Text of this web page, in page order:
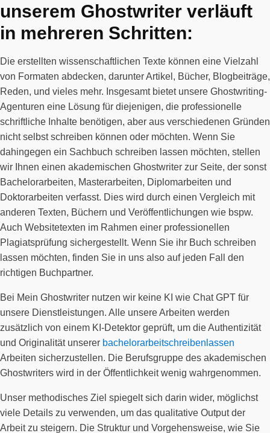
unserem Ghostwriter verläuft
in mehreren Schritten:
Die erstellten wissenschaftlichen Texte können eine Vielzahl
von Formaten abdecken, darunter Artikel, Bücher, Blogbeiträge,
Reden, und vieles mehr. Insgesamt bietet unsere Ghostwriting-
Agenturen eine Lösung für diejenigen, die professionelle
schriftliche Inhalte benötigen, aber aus verschiedenen Gründen
nicht selbst schreiben können oder möchten. Wenn Sie
dahingegen ein Sachbuch schreiben lassen möchten, stellen
wir Ihnen einen akademischen Ghostwriter zur Seite, der sonst
Bachelorarbeiten, Masterarbeiten, Diplomarbeiten und
Doktorarbeiten verfasst. Dies wird durch einen Vergleich mit
anderen Texten, Büchern und Veröffentlichungen wie bspw.
Auch Websitetexten im Rahmen einer professionellen
Plagiatsprüfung sichergestellt. Wenn Sie ihr Buch schreiben
lassen möchten, finden Sie in uns also auf jeden Fall den
richtigen Buchpartner.
Bei Mein Ghostwriter nutzen wir keine KI wie Chat GPT für
unsere Dienstleistungen. Alle unsere Arbeiten werden
zusätzlich von einem KI-Detektor geprüft, um die Authentizität
und Originalität unserer bachelorarbeitschreibenlassen
Arbeiten sicherzustellen. Die Berufsgruppe des akademischen
Ghostwriters wird in der Öffentlichkeit wenig wahrgenommen.
Unser methodisches Ziel spiegelt sich darin wider, möglichst
viele Details zu verwenden, um das qualitative Output der
Arbeit zu steigern. Die Struktur und Vorgehensweise, wie Sie